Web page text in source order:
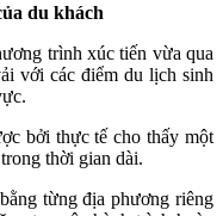
du khách
trình xúc tiến vừa qua
với các điểm du lịch sinh
bởi thực tế cho thấy một
thời gian dài.
từng địa phương riêng